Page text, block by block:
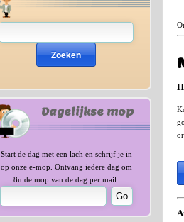
Zoeken
Dagelijkse mop
Start de dag met een lach en schrijf je in
op onze e-mop. Ontvang iedere dag om
8u de mop van de dag per mail.